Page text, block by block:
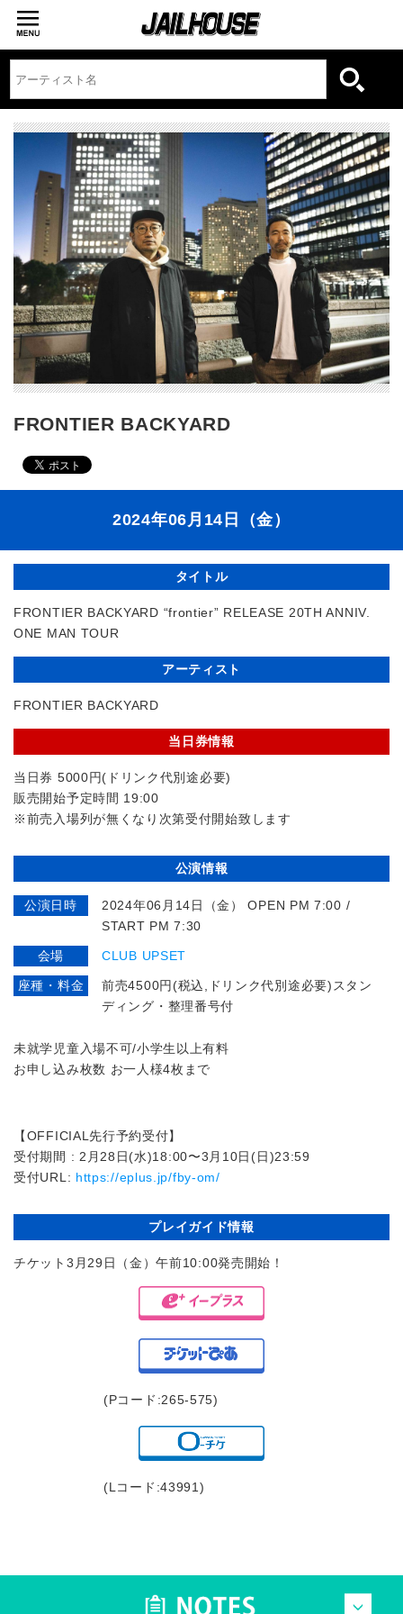
FRONTIER BACKYARD
2024年06月14日（金）
タイトル
FRONTIER BACKYARD “frontier” RELEASE 20TH ANNIV.
ONE MAN TOUR
アーティスト
FRONTIER BACKYARD
当日券情報
当日券 5000円(ドリンク代別途必要)
販売開始予定時間 19:00
※前売入場列が無くなり次第受付開始致します
公演情報
公演日時
2024年06月14日（金） OPEN PM 7:00 /
START PM 7:30
会場 CLUB UPSET
座種・料金
前売4500円(税込,ドリンク代別途必要)スタン
ディング・整理番号付
未就学児童入場不可/小学生以上有料
お申し込み枚数 お一人様4枚まで
【OFFICIAL先行予約受付】
受付期間 : 2月28日(水)18:00〜3月10日(日)23:59
受付URL: https://eplus.jp/fby-om/
プレイガイド情報
チケット3月29日（金）午前10:00発売開始！
(Pコード:265-575)
(Lコード:43991)